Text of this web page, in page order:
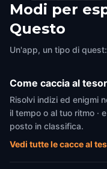
The Viewpoint
Brăila,Romania
Modi per
Questo
Un'app, un tipo di
Come caccia al
Risolvi indizi ed enigmi
il tempo o al tuo ritmo ·
posto in classifica.
Vedi tutte le cacce al